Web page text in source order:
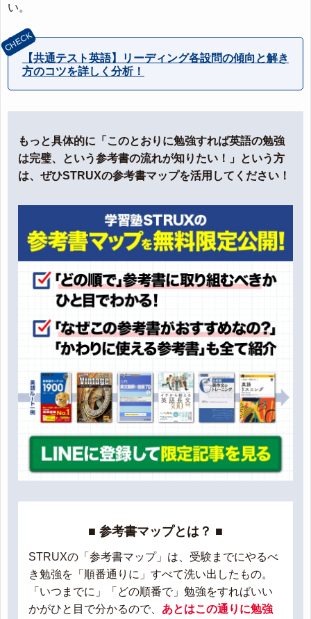
い。
【共通テスト英語】リーディング各設問の傾向と解き
方のコツを詳しく分析！
もっと具体的に「このとおりに勉強すれば英語の勉強
は完璧、という参考書の流れが知りたい！」という方
は、ぜひSTRUXの参考書マップを活用してください！
■ 参考書マップとは？ ■
STRUXの「参考書マップ」は、受験までにやるべ
き勉強を「順番通りに」すべて洗い出したもの。
「いつまでに」「どの順番で」勉強をすればいい
かがひと目で分かるので、 あとはこの通りに勉強